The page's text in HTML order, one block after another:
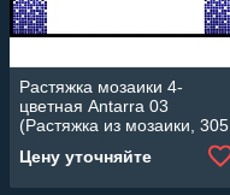
Растяжка мозаики 4-
цветная Antarra 03
(Растяжка из мозаики, 305
Цену уточняйте